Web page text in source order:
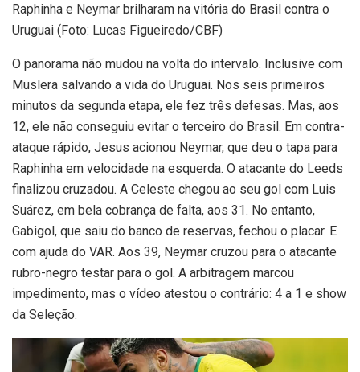
Raphinha e Neymar brilharam na vitória do Brasil contra o
Uruguai (Foto: Lucas Figueiredo/CBF)
O panorama não mudou na volta do intervalo. Inclusive com
Muslera salvando a vida do Uruguai. Nos seis primeiros
minutos da segunda etapa, ele fez três defesas. Mas, aos
12, ele não conseguiu evitar o terceiro do Brasil. Em contra-
ataque rápido, Jesus acionou Neymar, que deu o tapa para
Raphinha em velocidade na esquerda. O atacante do Leeds
finalizou cruzadou. A Celeste chegou ao seu gol com Luis
Suárez, em bela cobrança de falta, aos 31. No entanto,
Gabigol, que saiu do banco de reservas, fechou o placar. E
com ajuda do VAR. Aos 39, Neymar cruzou para o atacante
rubro-negro testar para o gol. A arbitragem marcou
impedimento, mas o vídeo atestou o contrário: 4 a 1 e show
da Seleção.